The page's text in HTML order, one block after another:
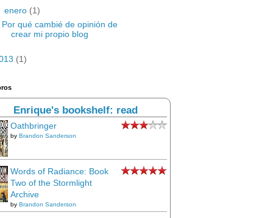
enero (1)
Por qué cambié de opinión de
crear mi propio blog
(1)
Enrique's bookshelf: read
Oathbringer
by Brandon Sanderson
Words of Radiance: Book
Two of the Stormlight
Archive
by Brandon Sanderson